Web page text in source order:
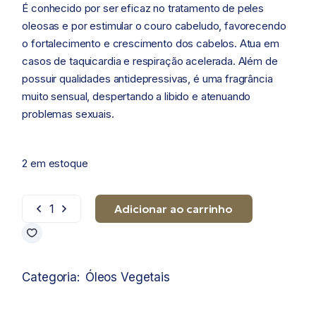
É conhecido por ser eficaz no tratamento de peles
oleosas e por estimular o couro cabeludo, favorecendo
o fortalecimento e crescimento dos cabelos. Atua em
casos de taquicardia e respiração acelerada. Além de
possuir qualidades antidepressivas, é uma fragrância
muito sensual, despertando a libido e atenuando
problemas sexuais.
2 em estoque
Óleo Vegetal de Amêndoa Doce quantidade
Adicionar ao carrinho
Categoria: Óleos Vegetais